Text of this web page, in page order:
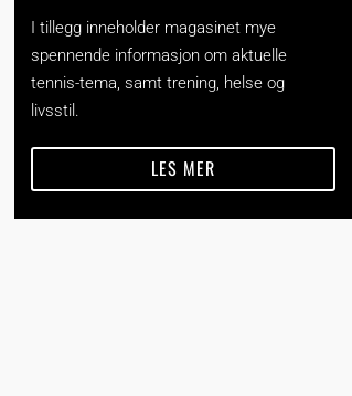
I tillegg inneholder magasinet mye
spennende informasjon om aktuelle
tennis-tema, samt trening, helse og
livsstil.
LES MER